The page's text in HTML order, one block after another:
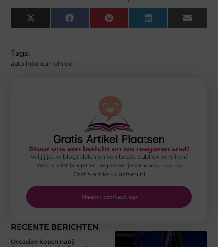
X
(Twitter)
FacebookPinterest LinkedIn Email
Tags:
auto interieur reinigen
RECENTE BERICHTEN
Occasion kopen nabij
Stuur ons een bericht en we reageren snel!
Wil jij jouw blogs delen en een breed publiek bereiken?
Wacht niet langer en registreer je vandaag nog op
Gratis-artikel-plaatsen.nl
Neem contact op